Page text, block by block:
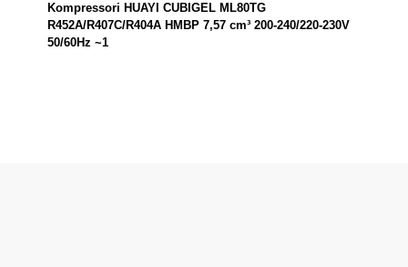
Kompressori HUAYI CUBIGEL ML80TG
R452A/R407C/R404A HMBP 7,57 cm³ 200-240/220-230V
50/60Hz ~1